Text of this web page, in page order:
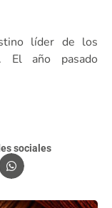
líder de los
El año pasado
sociales